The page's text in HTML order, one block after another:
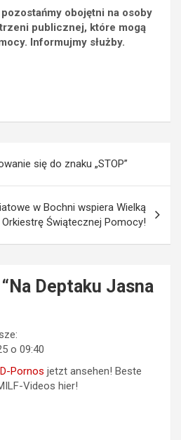
obojętni na osoby
publicznej, które mogą
Informujmy służby.
się do znaku „STOP”
w Bochni wspiera Wielką
Orkiestrę Świątecznej Pomocy!
Na Deptaku Jasna
o 09:40
Pornos jetzt ansehen! Beste
Videos hier!